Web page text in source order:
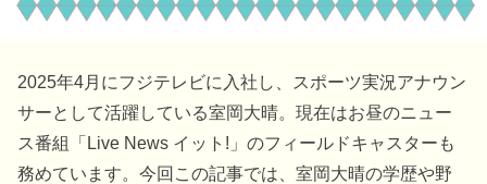
2025年4月にフジテレビに入社し、スポーツ実況アナウン
サーとして活躍している室岡大晴。現在はお昼のニュー
ス番組「Live News イット!」のフィールドキャスターも
務めています。今回この記事では、室岡大晴の学歴や野